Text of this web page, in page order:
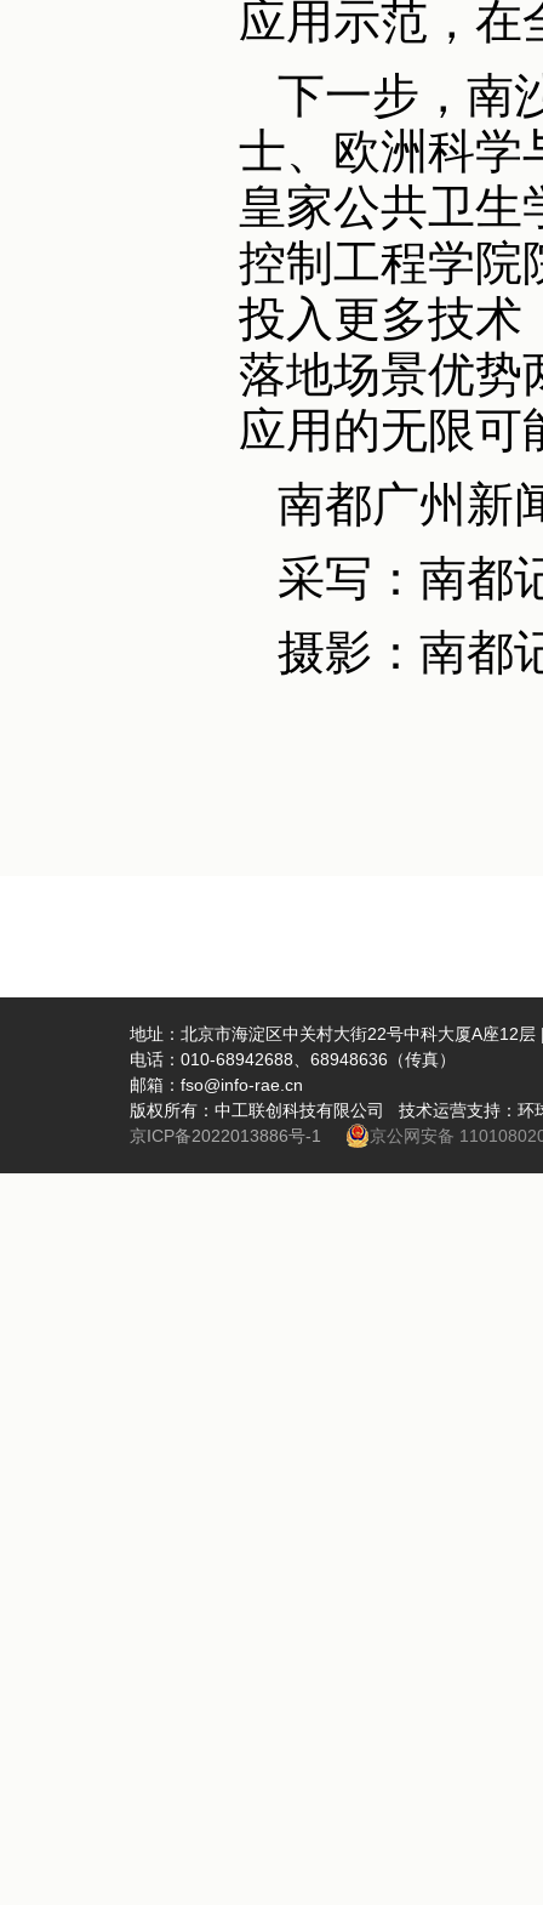
应用示范，
下一步，南
士、欧洲科学
皇家公共卫生
控制工程学院
投入更多技术
落地场景优势
应用的无限可
南都广州新
采写：南都
摄影：南都
地址：北京市海淀区中关村大街22号中科大厦A座12层
电话：010-68942688、68948636（传真）
邮箱：fso@info-rae.cn
版权所有：中工联创科技有限公司 技术运营支持：
京ICP备2022013886号-1
京公网安备